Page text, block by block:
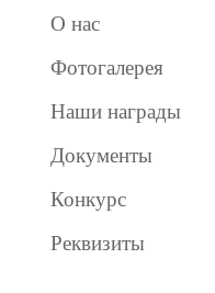
О нас
Фотогалерея
Наши награды
Документы
Конкурс
Реквизиты